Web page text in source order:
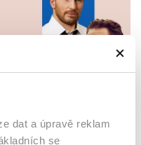
dat a úpravě reklam
se